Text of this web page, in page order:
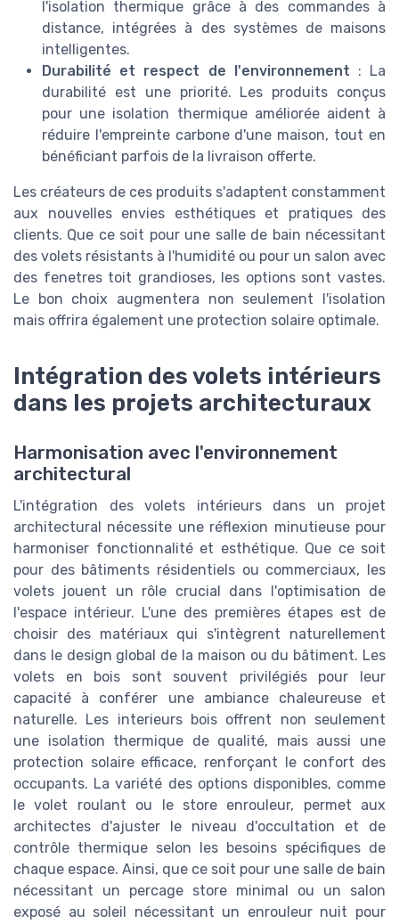
l'isolation thermique grâce à des commandes à
distance, intégrées à des systèmes de maisons
intelligentes.
Durabilité et respect de l'environnement : La
durabilité est une priorité. Les produits conçus
pour une isolation thermique améliorée aident à
réduire l'empreinte carbone d'une maison, tout en
bénéficiant parfois de la livraison offerte.
Les créateurs de ces produits s'adaptent constamment
aux nouvelles envies esthétiques et pratiques des
clients. Que ce soit pour une salle de bain nécessitant
des volets résistants à l'humidité ou pour un salon avec
des fenetres toit grandioses, les options sont vastes.
Le bon choix augmentera non seulement l'isolation
mais offrira également une protection solaire optimale.
Intégration des volets intérieurs
dans les projets architecturaux
Harmonisation avec l'environnement
architectural
L'intégration des volets intérieurs dans un projet
architectural nécessite une réflexion minutieuse pour
harmoniser fonctionnalité et esthétique. Que ce soit
pour des bâtiments résidentiels ou commerciaux, les
volets jouent un rôle crucial dans l'optimisation de
l'espace intérieur. L'une des premières étapes est de
choisir des matériaux qui s'intègrent naturellement
dans le design global de la maison ou du bâtiment. Les
volets en bois sont souvent privilégiés pour leur
capacité à conférer une ambiance chaleureuse et
naturelle. Les interieurs bois offrent non seulement
une isolation thermique de qualité, mais aussi une
protection solaire efficace, renforçant le confort des
occupants. La variété des options disponibles, comme
le volet roulant ou le store enrouleur, permet aux
architectes d'ajuster le niveau d'occultation et de
contrôle thermique selon les besoins spécifiques de
chaque espace. Ainsi, que ce soit pour une salle de bain
nécessitant un percage store minimal ou un salon
exposé au soleil nécessitant un enrouleur nuit pour